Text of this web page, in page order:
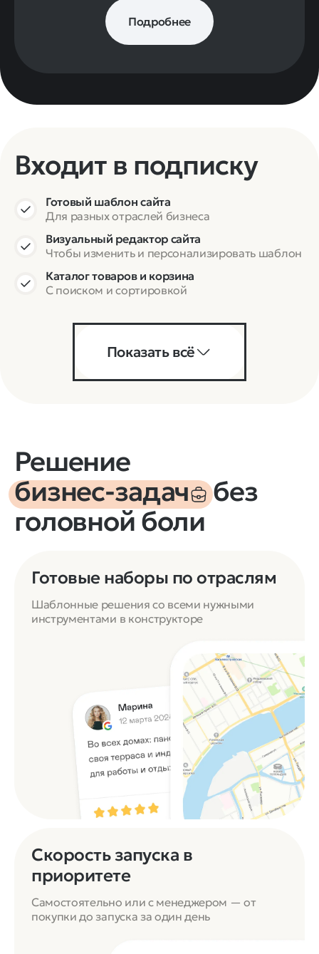
Подробнее
Входит в подписку
Готовый шаблон сайта
Для разных отраслей бизнеса
Визуальный редактор сайта
Чтобы изменить и персонализировать шаблон
Каталог товаров и корзина
С поиском и сортировкой
Показать всё
Решение
бизнес‑задач
без
головной боли
Готовые наборы по отраслям
Шаблонные решения со всеми нужными
инструментами в конструкторе
Скорость запуска в
приоритете
Самостоятельно или с менеджером — от
покупки до запуска за один день